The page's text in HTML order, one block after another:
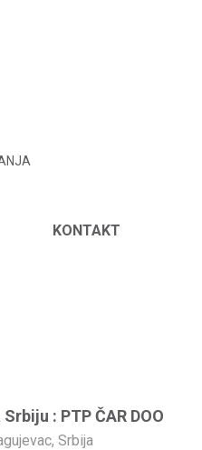
KONTAKT
: PTP ČAR DOO
Srbija